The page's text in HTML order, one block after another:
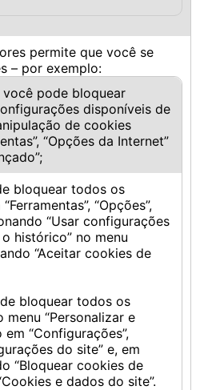
permite que você se
– por exemplo:
pode bloquear
disponíveis de
de cookies
“Opções da Internet”
bloquear todos os
“Opções”,
“Usar configurações
histórico” no menu
“Aceitar cookies de
bloquear todos os
“Personalizar e
“Configurações”,
do site” e, em
“Bloquear cookies de
e dados do site”.